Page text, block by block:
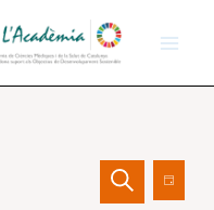
Navegació
visualCercade
Dia